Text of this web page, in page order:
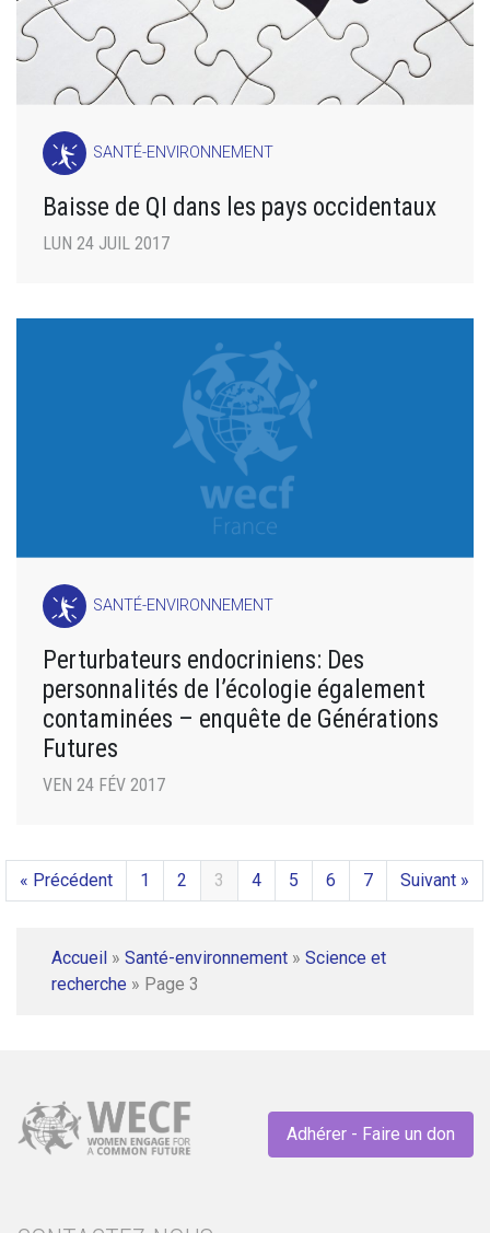
SANTÉ-ENVIRONNEMENT
Baisse de QI dans les pays occidentaux
LUN 24 JUIL 2017
SANTÉ-ENVIRONNEMENT
Perturbateurs endocriniens: Des
personnalités de l’écologie également
contaminées – enquête de Générations
Futures
VEN 24 FÉV 2017
« Précédent 1 2 3 4 5 6 7 Suivant »
Accueil » Santé-environnement » Science et
recherche » Page 3
Adhérer - Faire un don